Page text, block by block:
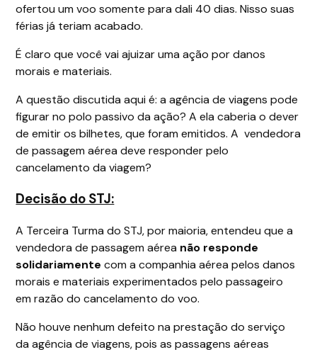
ofertou um voo somente para dali 40 dias. Nisso suas
férias já teriam acabado.
É claro que você vai ajuizar uma ação por danos
morais e materiais.
A questão discutida aqui é: a agência de viagens pode
figurar no polo passivo da ação? A ela caberia o dever
de emitir os bilhetes, que foram emitidos. A vendedora
de passagem aérea deve responder pelo
cancelamento da viagem?
Decisão do STJ:
A Terceira Turma do STJ, por maioria, entendeu que a
vendedora de passagem aérea não responde
solidariamente com a companhia aérea pelos danos
morais e materiais experimentados pelo passageiro
em razão do cancelamento do voo.
Não houve nenhum defeito na prestação do serviço
da agência de viagens, pois as passagens aéreas